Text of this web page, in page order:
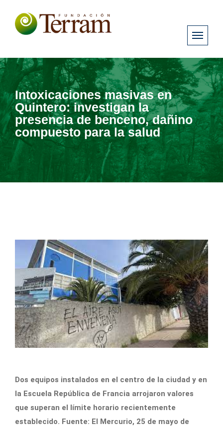
Intoxicaciones masivas en
Quintero: investigan la
presencia de benceno, dañino
compuesto para la salud
Dos equipos instalados en el centro de la ciudad y en
la Escuela República de Francia arrojaron valores
que superan el límite horario recientemente
establecido. Fuente: El Mercurio, 25 de mayo de